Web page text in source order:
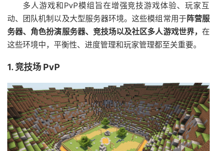
多人游戏和PvP模组旨在增强竞技游戏体验、玩家互
动、团队机制以及大型服务器环境。这些模组常用于阵营服
务器、角色扮演服务器、竞技场以及社区多人游戏世界， 在
这些环境中，平衡性、进度管理和玩家管理都至关重要。
1. 竞技场 PvP